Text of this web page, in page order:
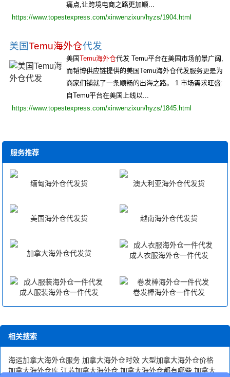
痛点,让跨境电商之路更加顺...
https://www.topestexpress.com/xinwenzixun/hyzs/1904.html
美国Temu海外仓代发
美国Temu海外仓代发 Temu平台在美国市场前景广阔,
而韬博供应链提供的美国Temu海外仓代发服务更是为
商家们铺就了一条顺畅的出海之路。 1 市场需求旺盛:
自Temu平台在美国上线以...
https://www.topestexpress.com/xinwenzixun/hyzs/1845.html
服务推荐
缅甸海外仓代发货 澳大利亚海外仓代发货
美国海外仓代发货 越南海外仓代发货
加拿大海外仓代发货 成人衣服海外仓一件代发
成人服装海外仓一件代发 卷发棒海外仓一件代发
相关搜索
海运加拿大海外仓服务 加拿大海外仓时效 大型加拿大海外仓价格
加拿大海外仓库 江苏加拿大海外仓 加拿大海外仓都有哪些 加拿大